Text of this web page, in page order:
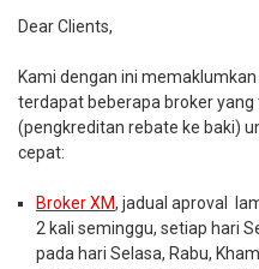
Dear Clients,
Kami dengan ini
terdapat beberapa broker
(pengkreditan rebate ke baki)
cepat:
Broker XM, jadual aproval
2 kali seminggu, setiap hari
pada hari Selasa, Rabu,